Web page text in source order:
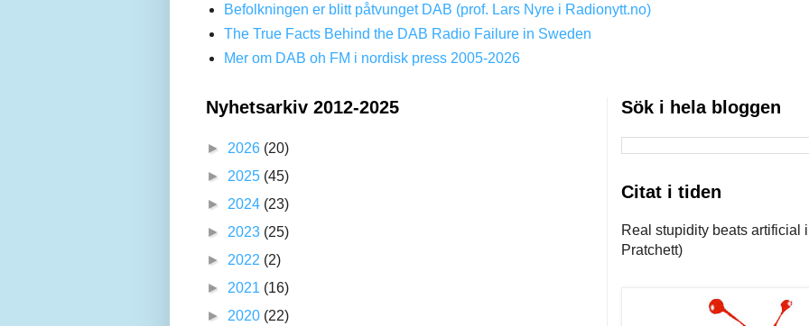
Befolkningen er blitt påtvunget DAB (prof. Lars Nyre i Radionytt.no)
The True Facts Behind the DAB Radio Failure in Sweden
Mer om DAB oh FM i nordisk press 2005-2026
Nyhetsarkiv 2012-2025
► 2026 (20)
► 2025 (45)
► 2024 (23)
► 2023 (25)
► 2022 (2)
► 2021 (16)
► 2020 (22)
Sök i hela bloggen
Citat i tiden
Real stupidity beats artificial
Pratchett)